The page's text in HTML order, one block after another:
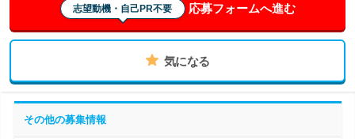
志望動機・自己PR不要 応募フォームへ進む
気になる
その他の募集情報